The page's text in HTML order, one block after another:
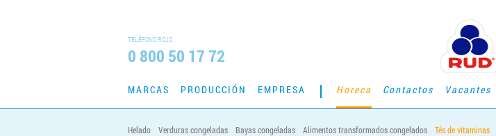
TELÉFONO ROJO
0 800 50 17 72
MARCAS PRODUCCIÓN EMPRESA Horeca Contactos Vacantes
Helado Verduras congeladas Bayas congeladas Alimentos transformados congelados Tés de vitaminas